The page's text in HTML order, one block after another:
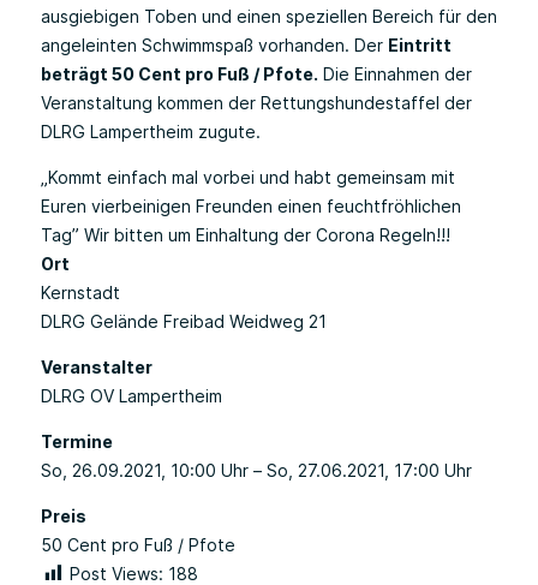
ausgiebigen Toben und einen speziellen Bereich für den
angeleinten Schwimmspaß vorhanden. Der Eintritt
beträgt 50 Cent pro Fuß / Pfote. Die Einnahmen der
Veranstaltung kommen der Rettungshundestaffel der
DLRG Lampertheim zugute.
„Kommt einfach mal vorbei und habt gemeinsam mit
Euren vierbeinigen Freunden einen feuchtfröhlichen
Tag” Wir bitten um Einhaltung der Corona Regeln!!!
Ort
Kernstadt
DLRG Gelände Freibad Weidweg 21
Veranstalter
DLRG OV Lampertheim
Termine
So, 26.09.2021 , 10:00 Uhr– So, 27.06.2021, 17:00 Uhr
Preis
50 Cent pro Fuß / Pfote
Post Views: 188